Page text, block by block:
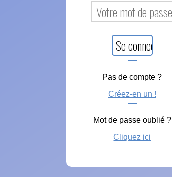
Pas de compte ?
Créez-en un !
Mot de passe oublié ?
Cliquez ici